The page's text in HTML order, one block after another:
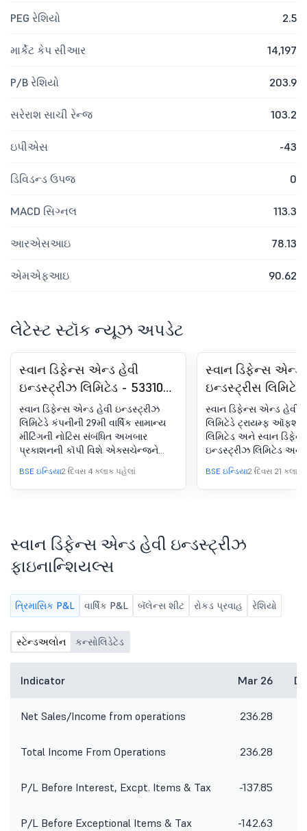
PEG રેશિયો 2.5
માર્કેટ કેપ સીઆર 14,197
P/B રેશિયો 203.9
સરેરાશ સાચી રેન્જ 103.2
ઇપીએસ -43
ડિવિડન્ડ ઉપજ 0
MACD સિગ્નલ 113.3
આરએસઆઇ 78.13
એમએફઆઇ 90.62
લેટેસ્ટ સ્ટૉક ન્યૂઝ અપડેટ
સ્વાન ડિફેન્સ એન્ડ હેવી
ઇન્ડસ્ટ્રીઝ લિમિટેડ - 533107
- રેગ્યુલેશન 30 (LODR) હેઠળ
જાહેરાત - ન્યૂઝપેપર
પબ્લિકેશન
સ્વાન ડિફેન્સ એન્ડ હેવી ઇન્ડસ્ટ્રીઝ
લિમિટેડે કંપનીની 29મી વાર્ષિક સામાન્ય
મીટિંગની નોટિસ સંબંધિત અખબાર
પ્રકાશનની કૉપી વિશે એક્સચેન્જને
જાણ કરી છે.
BSE ઇન્ડિયા2 દિવસ 4 કલાક પહેલાં
સ્વાન ડિફેન્સ એન્ડ
ઇન્ડસ્ટ્રીસ
- જનરલ અપડેટ્સ
સ્વાન ડિફેન્સ એન્ડ હેવી
લિમિટેડે ટ્રાયમ્ફ ઑફશોર
લિમિટેડ અને સ્વાન
ઇન્ડસ્ટ્રીઝ લિમિટેડ અને
શેરધારકો અને લેણદારો
સન્માનનીય નેશનલ
ટ્રિબ્યુનલ, અમદાવાદ બેન્ચ
BSE ઇન્ડિયા2 દિવસ 21 કલાક
સ્વાન ડિફેન્સ એન્ડ હેવી ઇન્ડસ્ટ્રીઝ
ફાઇનાન્શિયલ્સ
ત્રિમાસિક P&L વાર્ષિક P&L બૅલેન્સ શીટ રોકડ પ્રવાહ રેશિયો
સ્ટેન્ડઅલોન કન્સોલિડેટેડ
Indicator Mar 26
Net Sales/Income from operations 236.28
Total Income From Operations 236.28
P/L Before Interest, Excpt. Items & Tax -137.85
P/L Before Exceptional Items & Tax -142.63